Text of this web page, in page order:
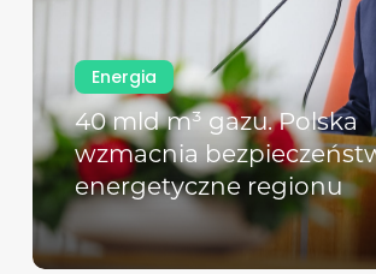
Energia
40 mld m³ gazu. Polska
wzmacnia
energetyczne regionu